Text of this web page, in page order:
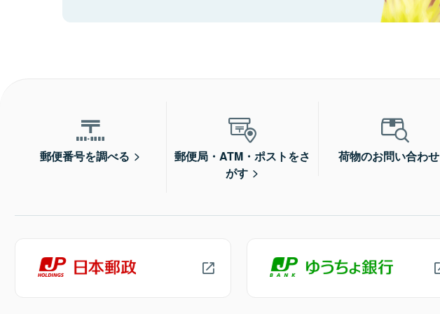
郵便番号を調べる
郵便局・ATM・ポストをさ
がす
荷物のお問い合わせ